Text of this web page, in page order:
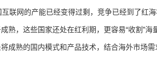
联网的产能已经变得过剩，竞争已经到了红
熟，这些国家还处在红利期，更容易“收割”海
成熟的国内模式和产品技术，结合海外市场